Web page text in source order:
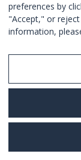
Sovrum:2
Eixample -
Från
Integritetspolicy
preferences by
"Accept," or
information,